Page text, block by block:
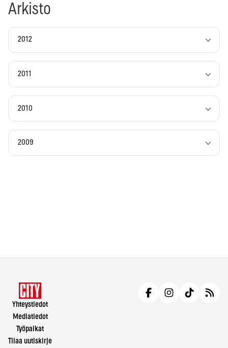
Arkisto
2012
2011
2010
2009
Yhteystiedot
Mediatiedot
Työpaikat
Tilaa uutiskirje